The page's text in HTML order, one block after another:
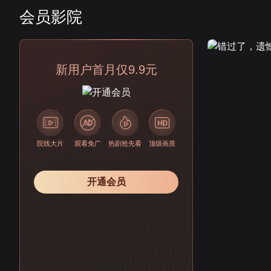
会员影院
新用户首月仅9.9元
院线大片 观看免广 热剧抢先看 顶级画质
开通会员
会员